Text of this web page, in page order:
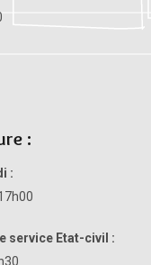
:
:
service Etat-civil :